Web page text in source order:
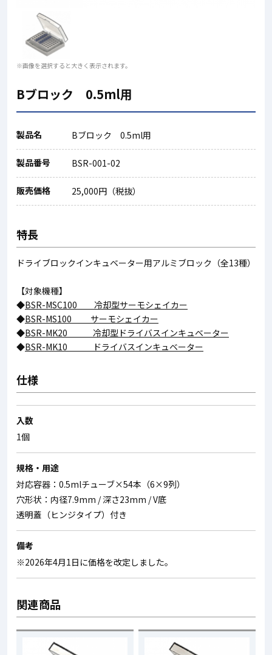
※画像を選択すると大きく表示されます。
Bブロック 0.5ml用
製品名 Bブロック 0.5ml用
製品番号 BSR-001-02
販売価格 25,000円（税抜）
特長
ドライブロックインキュベーター用アルミブロック（全13種）
【対象機種】
◆BSR-MSC100 冷却型サーモシェイカー
◆BSR-MS100 サーモシェイカー
◆BSR-MK20 冷却型ドライバスインキュベーター
◆BSR-MK10 ドライバスインキュベーター
仕様
入数
1個
規格・用途
対応容器：0.5mlチューブ×54本（6×9列）
穴形状：内径7.9mm / 深さ23mm / V底
透明蓋（ヒンジタイプ）付き
備考
※2026年4月1日に価格を改定しました。
関連商品